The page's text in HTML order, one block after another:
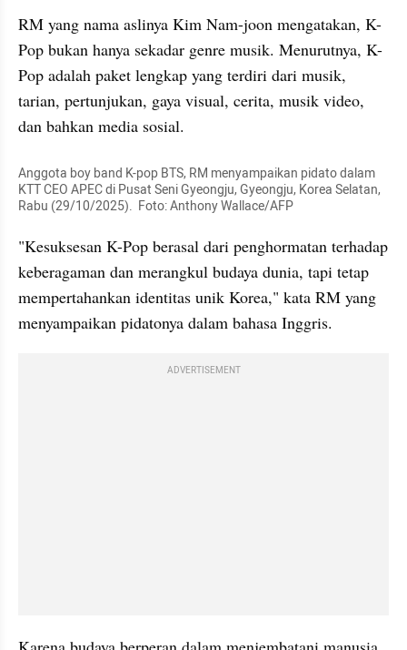
RM yang nama aslinya Kim Nam-joon mengatakan, K-
Pop bukan hanya sekadar genre musik. Menurutnya, K-
Pop adalah paket lengkap yang terdiri dari musik,
tarian, pertunjukan, gaya visual, cerita, musik video,
dan bahkan media sosial.
Anggota boy band K-pop BTS, RM menyampaikan pidato dalam
KTT CEO APEC di Pusat Seni Gyeongju, Gyeongju, Korea Selatan,
Rabu (29/10/2025).  Foto: Anthony Wallace/AFP
"Kesuksesan K-Pop berasal dari penghormatan terhadap
keberagaman dan merangkul budaya dunia, tapi tetap
mempertahankan identitas unik Korea," kata RM yang
menyampaikan pidatonya dalam bahasa Inggris.
ADVERTISEMENT